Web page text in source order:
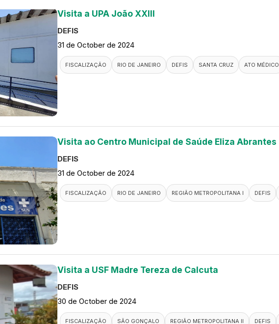
Visita a UPA João XXIII
DEFIS
31 de October de 2024
FISCALIZAÇÃO RIO DE JANEIRO DEFIS SANTA CRUZ ATO MÉDICO
Visita ao Centro Municipal de Saúde Eliza Abrantes
DEFIS
31 de October de 2024
FISCALIZAÇÃO RIO DE JANEIRO REGIÃO METROPOLITANA I DEFIS
Visita a USF Madre Tereza de Calcuta
DEFIS
30 de October de 2024
FISCALIZAÇÃO SÃO GONÇALO REGIÃO METROPOLITANA II DEFIS